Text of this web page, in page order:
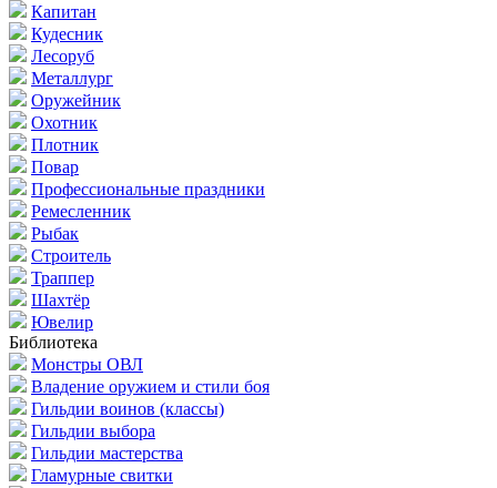
Капитан
Кудесник
Лесоруб
Металлург
Оружейник
Охотник
Плотник
Повар
Профессиональные праздники
Ремесленник
Рыбак
Строитель
Траппер
Шахтёр
Ювелир
Библиотека
Монстры ОВЛ
Владение оружием и стили боя
Гильдии воинов (классы)
Гильдии выбора
Гильдии мастерства
Гламурные свитки